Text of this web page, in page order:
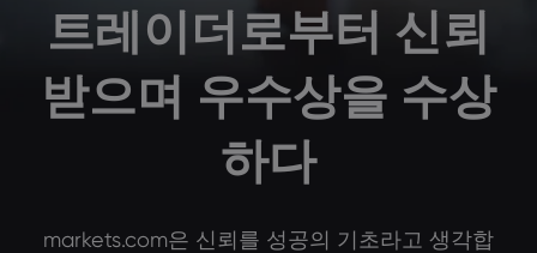
markets.com 소개
트레이더로부터 신뢰
받으며 우수상을 수상
하다
markets.com은 신뢰를 성공의 기초라고 생각합